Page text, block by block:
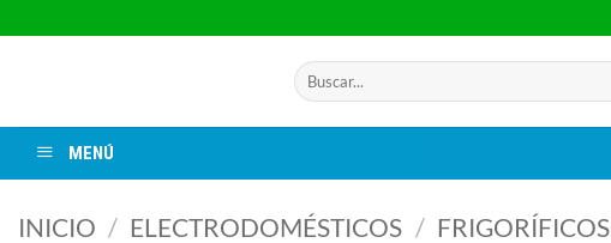
al
Buscar
por:
MENÚ
INICIO / ELECTRODOMÉSTICOS / FRIGORÍFICOS